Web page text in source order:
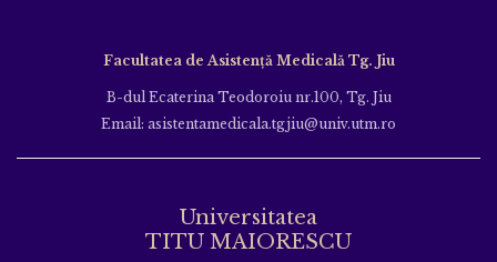
Facultatea de Asistență Medicală Tg. Jiu
B-dul Ecaterina Teodoroiu nr.100, Tg. Jiu
Email: asistentamedicala.tgjiu@univ.utm.ro
Universitatea
TITU MAIORESCU